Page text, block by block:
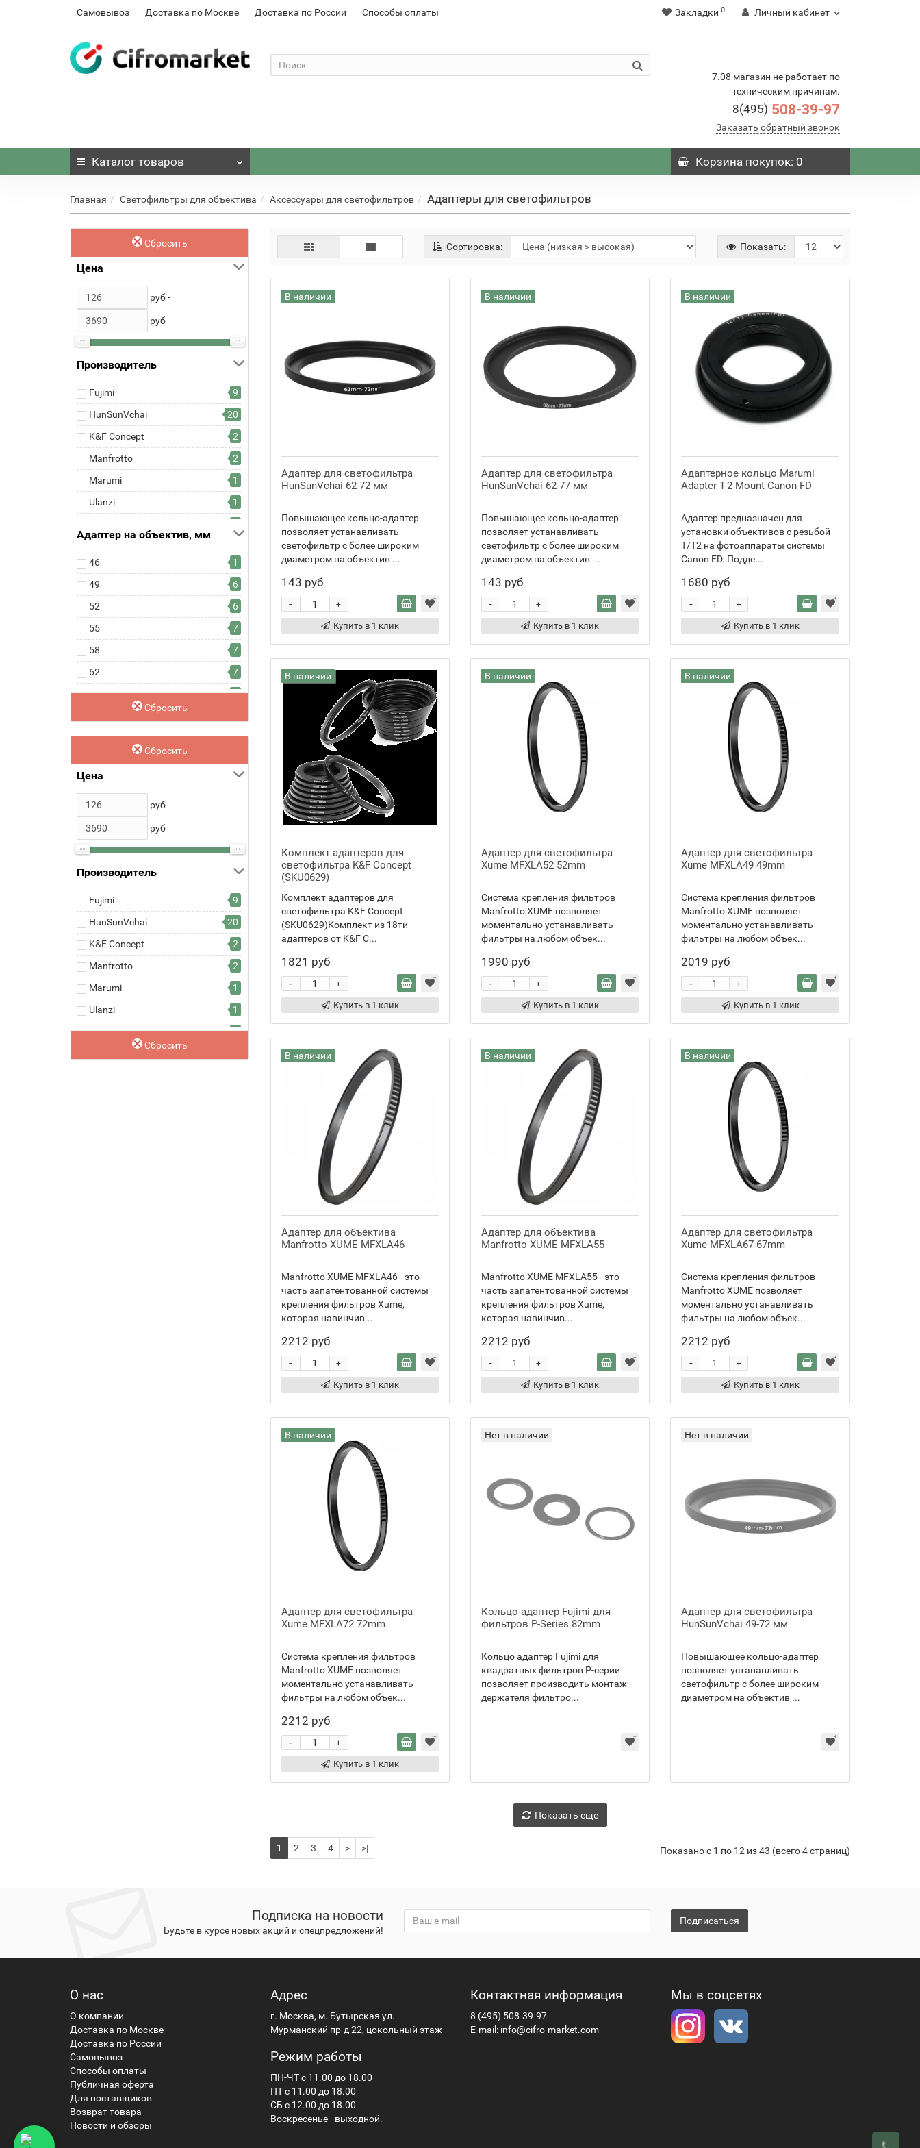
Самовывоз Доставка по Москве Доставка по России Способы оплаты Закладки 0 Личный кабинет
7.08 магазин не работает по
техническим причинам.
8(495) 508-39-97
Заказать обратный звонок
Каталог товаров Корзинапокупок: 0
Главная Светофильтры для объектива Аксессуары для светофильтров Адаптеры для светофильтров
Сбросить
Цена
руб -
руб
Производитель
Fujimi
9
HunSunVchai
20
K&F Concept
2
Manfrotto
2
Marumi
1
Ulanzi
1
Адаптер на объектив, мм
46
1
49
6
52
6
55
7
58
7
62
7
67
4
77
3
Сбросить
Сбросить
Цена
руб -
руб
Производитель
Fujimi
9
HunSunVchai
20
K&F Concept
2
Manfrotto
2
Marumi
1
Ulanzi
1
Xume
8
Сбросить
Сортировка: Показать:
В наличии
Адаптер для светофильтра
HunSunVchai 62-72 мм
Повышающее кольцо-адаптер
позволяет устанавливать
светофильтр с более широким
диаметром на объектив ...
143 руб
+
-
Купить в 1 клик
В наличии
Адаптер для светофильтра
HunSunVchai 62-77 мм
Повышающее кольцо-адаптер
позволяет устанавливать
светофильтр с более широким
диаметром на объектив ...
143 руб
+
-
Купить в 1 клик
В наличии
Адаптерное кольцо Marumi
Adapter Т-2 Mount Canon FD
Адаптер предназначен для
установки объективов с резьбой
T/T2 на фотоаппараты системы
Canon FD. Подде...
1680 руб
+
-
Купить в 1 клик
В наличии
Комплект адаптеров для
светофильтра K&F Concept
(SKU0629)
Комплект адаптеров для
светофильтра K&F Concept
(SKU0629)Комплект из 18ти
адаптеров от K&F C...
1821 руб
+
-
Купить в 1 клик
В наличии
Адаптер для светофильтра
Xume MFXLA52 52mm
Система крепления фильтров
Manfrotto XUME позволяет
моментально устанавливать
фильтры на любом объек...
1990 руб
+
-
Купить в 1 клик
В наличии
Адаптер для светофильтра
Xume MFXLA49 49mm
Система крепления фильтров
Manfrotto XUME позволяет
моментально устанавливать
фильтры на любом объек...
2019 руб
+
-
Купить в 1 клик
В наличии
Адаптер для объектива
Manfrotto XUME MFXLA46
Manfrotto XUME MFXLA46 - это
часть запатентованной системы
крепления фильтров Xume,
которая навинчив...
2212 руб
+
-
Купить в 1 клик
В наличии
Адаптер для объектива
Manfrotto XUME MFXLA55
Manfrotto XUME MFXLA55 - это
часть запатентованной системы
крепления фильтров Xume,
которая навинчив...
2212 руб
+
-
Купить в 1 клик
В наличии
Адаптер для светофильтра
Xume MFXLA67 67mm
Система крепления фильтров
Manfrotto XUME позволяет
моментально устанавливать
фильтры на любом объек...
2212 руб
+
-
Купить в 1 клик
В наличии
Адаптер для светофильтра
Xume MFXLA72 72mm
Система крепления фильтров
Manfrotto XUME позволяет
моментально устанавливать
фильтры на любом объек...
2212 руб
+
-
Купить в 1 клик
Нет в наличии
Кольцо-адаптер Fujimi для
фильтров P-Series 82mm
Кольцо адаптер Fujimi для
квадратных фильтров P-серии
позволяет производить монтаж
держателя фильтро...
Нет в наличии
Адаптер для светофильтра
HunSunVchai 49-72 мм
Повышающее кольцо-адаптер
позволяет устанавливать
светофильтр с более широким
диаметром на объектив ...
Показать еще
1 2 3 4 > >| Показано с 1 по 12 из 43 (всего 4 страниц)
Подписка на новости
Будьте в курсе новых акций и спецпредложений!
Подписаться
О нас
О компании
Доставка по Москве
Доставка по России
Самовывоз
Способы оплаты
Публичная оферта
Для поставщиков
Возврат товара
Новости и обзоры
Адрес
г. Москва, м. Бутырская ул.
Мурманский пр-д 22, цокольный этаж
Режим работы
ПН-ЧТ с 11.00 до 18.00
ПТ с 11.00 до 18.00
СБ с 12.00 до 18.00
Воскресенье - выходной.
Контактная информация
8 (495) 508-39-97
E-mail: info@cifro-market.com
Мы в соцсетях